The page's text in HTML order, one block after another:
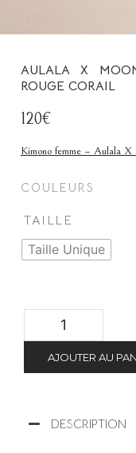
AULALA X
ROUGE CORAIL
120€
Kimono femme – Aulala X
COULEURS
TAILLE
Taille Unique
AJOUTER AU
DESCRIPTION